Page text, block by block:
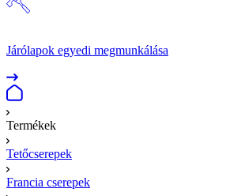
Járólapok egyedi megmunkálása
Termékek
Tetőcserepek
Francia cserepek